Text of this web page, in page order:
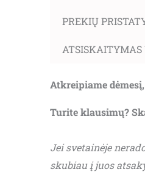
PREKIŲ
ATSISKAITYMAS
Atkreipiame
Turite klausimų?
Jei svetainėje
skubiau į juos